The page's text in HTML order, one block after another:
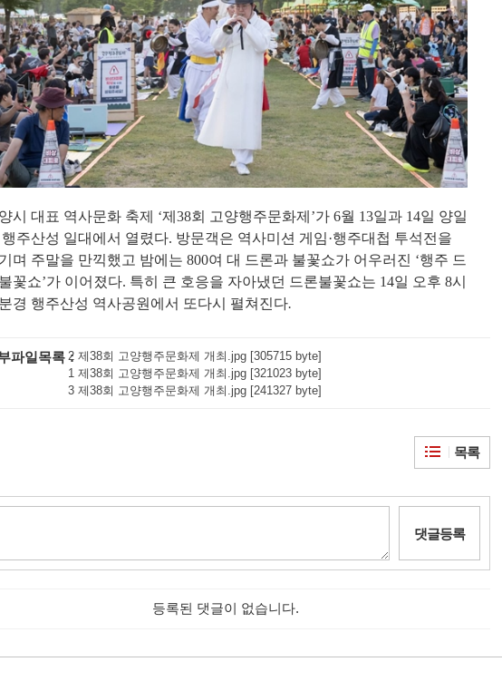
시 대표 역사문화 축제 ‘제 38회 고양행주문화제 ’가 6월 13일과 14일 양일
행주산성 일대에서 열렸다. 방문객은 역사미션 게임·행주대첩 투석전을
며 주말을 만끽했고 밤에는 800여 대 드론과 불꽃쇼가 어우러진 ‘행주 드
꽃쇼’가 이어졌다. 특히 큰 호응을 자아냈던 드론불꽃쇼는 14일 오후 8시
분경 행주산성 역사공원에서 또다시 펼쳐진다.
파일목록 2 제38회 고양행주문화제 개최.jpg [305715 byte]
1 제38회 고양행주문화제 개최.jpg [321023 byte]
3 제38회 고양행주문화제 개최.jpg [241327 byte]
목록
댓글등록
등록된 댓글이 없습니다.